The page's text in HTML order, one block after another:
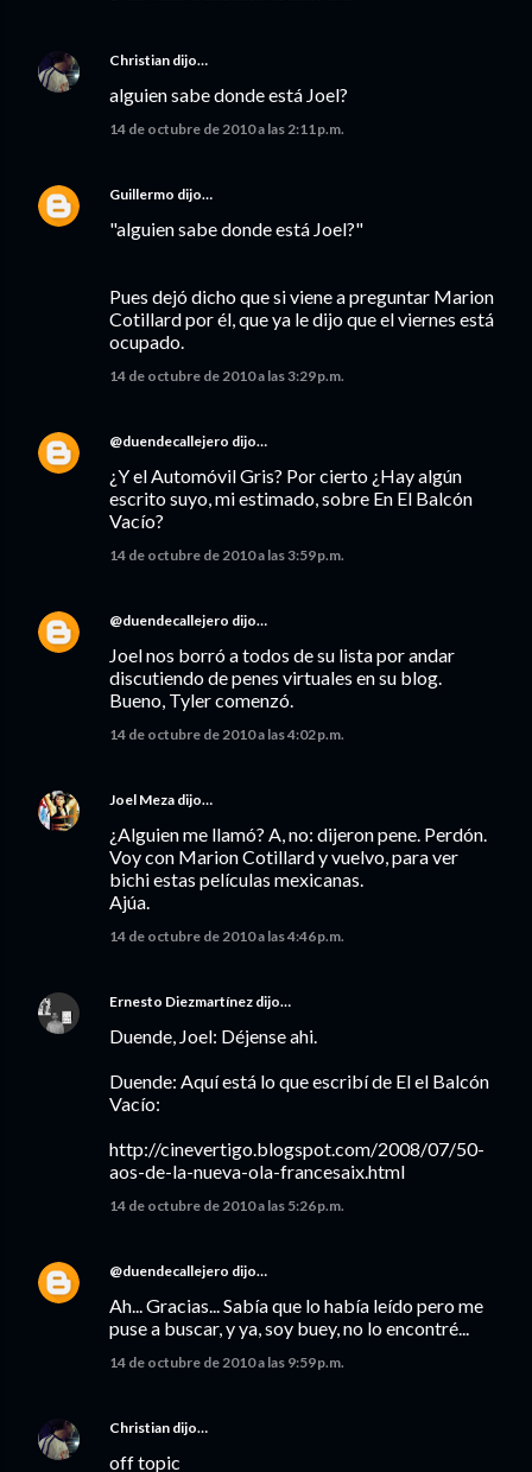
Christian dijo…
alguien sabe donde está Joel?
14 de octubre de 2010 a las 2:11 p.m.
Guillermo dijo…
"alguien sabe donde está Joel?"
Pues dejó dicho que si viene a preguntar Marion
Cotillard por él, que ya le dijo que el viernes está
ocupado.
14 de octubre de 2010 a las 3:29 p.m.
@duendecallejero dijo…
¿Y el Automóvil Gris? Por cierto ¿Hay algún
escrito suyo, mi estimado, sobre En El Balcón
Vacío?
14 de octubre de 2010 a las 3:59 p.m.
@duendecallejero dijo…
Joel nos borró a todos de su lista por andar
discutiendo de penes virtuales en su blog.
Bueno, Tyler comenzó.
14 de octubre de 2010 a las 4:02 p.m.
Joel Meza dijo…
¿Alguien me llamó? A, no: dijeron pene. Perdón.
Voy con Marion Cotillard y vuelvo, para ver
bichi estas películas mexicanas.
Ajúa.
14 de octubre de 2010 a las 4:46 p.m.
Ernesto Diezmartínez dijo…
Duende, Joel: Déjense ahi.
Duende: Aquí está lo que escribí de El el Balcón
Vacío:
http://cinevertigo.blogspot.com/2008/07/50-
aos-de-la-nueva-ola-francesaix.html
14 de octubre de 2010 a las 5:26 p.m.
@duendecallejero dijo…
Ah... Gracias... Sabía que lo había leído pero me
puse a buscar, y ya, soy buey, no lo encontré...
14 de octubre de 2010 a las 9:59 p.m.
Christian dijo…
off topic